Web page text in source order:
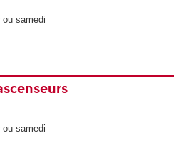
ou samedi
ou samedi